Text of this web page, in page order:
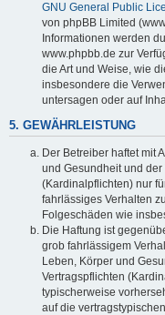
GNU General Public
von phpBB Limited
Informationen werden
www.phpbb.de zur
die Art und Weise, wie
insbesondere die
untersagen oder auf
5. GEWÄHRLEISTUNG
Der Betreiber haftet mit
und Gesundheit und
(Kardinalpflichten) nur
fahrlässiges Verhalten
Folgeschäden wie
Die Haftung ist
grob fahrlässigem
Leben, Körper und
Vertragspflichten
typischerweise
auf die